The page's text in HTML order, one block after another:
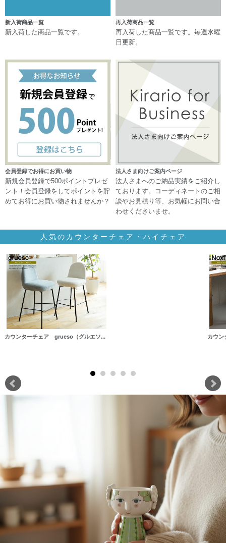
新入荷商品一覧
新入荷した商品一覧です。
再入荷商品一覧
再入荷した商品一覧です。毎週水曜
日更新。
会員登録でお得にお買い物
新規会員登録で500ポイントプレゼ
ント！会員登録をしてポイントを貯
めてお得にお買い物されませんか？
法人さま向けご案内ページ
法人さまへのご納品実績をご紹介し
ております。コーディネートのご相
談やお見積り等、お気軽にお問い合
わせくださいませ。
人気のカウンターチェア・ハイチェア
カウンターチェア grueso（グルエソ... カウ